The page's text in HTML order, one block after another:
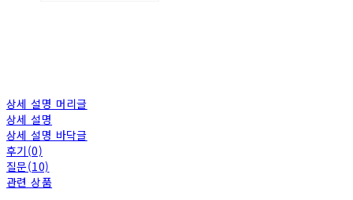
상세 설명 머리글
상세 설명
상세 설명 바닥글
후기(0)
질문(10)
관련 상품